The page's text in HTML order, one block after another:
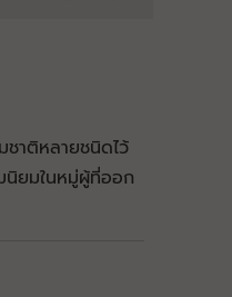
าติหลายชนิดไว้
นิยมในหมู่ผู้ที่ออก